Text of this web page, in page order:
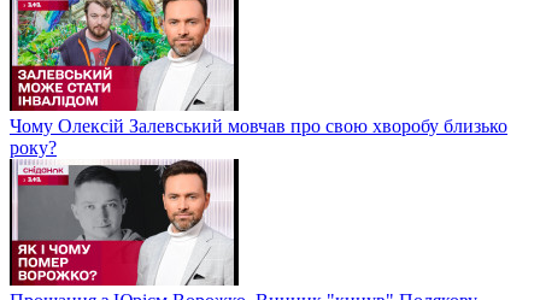
Чому Олексій Залевський мовчав про свою хворобу близько
року?